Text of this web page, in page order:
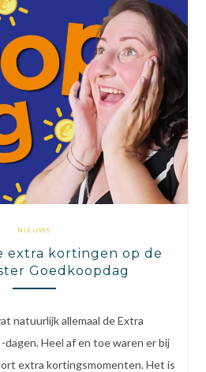
NIEUWS
extra kortingen op de
Goedkoopdag
natuurlijk allemaal de Extra
Heel af en toe waren er bij
extra kortingsmomenten. Het is